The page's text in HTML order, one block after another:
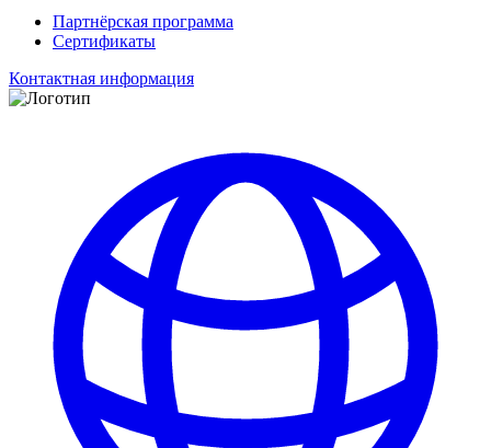
Партнёрская программа
Сертификаты
Контактная информация